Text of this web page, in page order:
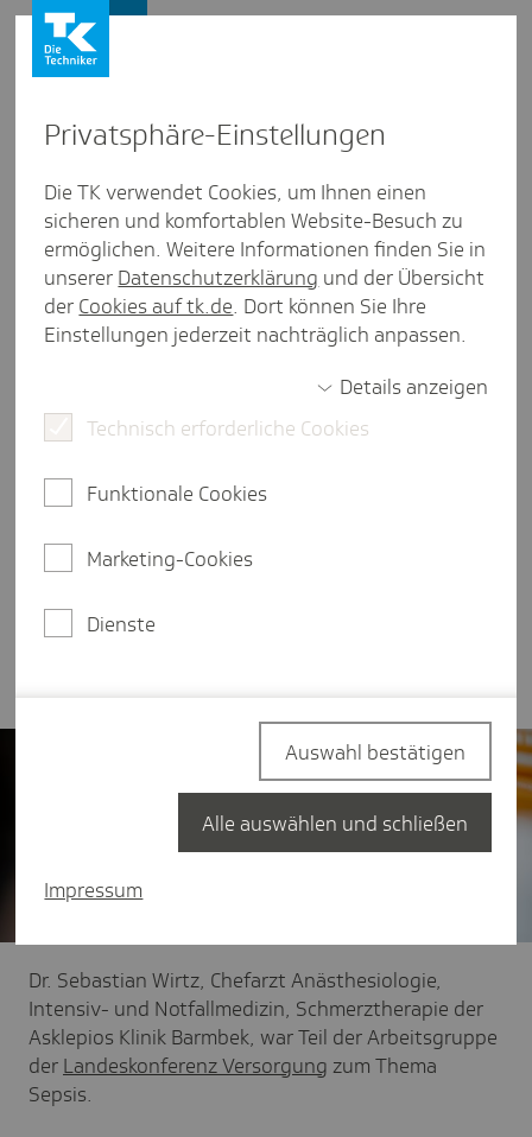
Zur Sache: Sepsis erkennen und
behan­deln
Inter­view aus Hamburg
Jährlich sterben in Deutschland mindestens
die schwerste Verlaufsform einer Infektion und
Sektorenübergreifende Landeskonferenz zur
(kurz: Landeskonferenz Versorgung) hat daher
beschlossen, bestehende Maßnahmen hinsichtlich
Presse und Politik Medizinische Versorgung
Dr. Sebastian Wirtz, Chefarzt Anästhesiologie,
Intensiv- und Notfallmedizin, Schmerztherapie der
Asklepios Klinik Barmbek, war Teil der Arbeitsgruppe
der Landeskonferenz Versorgung zum Thema
Sepsis.
Privat­sphäre-Einstel­lungen
Die TK verwendet Cookies, um Ihnen einen
sicheren und komfortablen Website-Besuch zu
ermöglichen. Weitere Informationen finden Sie in
unserer Datenschutzerklärung und der Übersicht
der Cookies auf tk.de. Dort können Sie Ihre
Einstellungen jederzeit nachträglich anpassen.
Details anzeigen
Technisch erforderliche Cookies
Funktionale Cookies
Marketing-Cookies
Dienste
Impressum
Auswahl bestätigen
Alle auswählen und schließen